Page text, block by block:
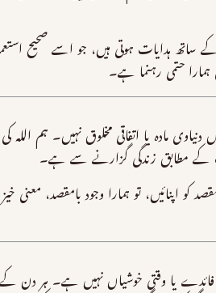
ساتھ ہدایات ہوتی ہیں، جو اسے صحیح
حتمی رہنما ہے۔
دنیاوی مادہ یا اتفاقی مخلوق نہیں۔ ہم
کے مطابق زندگی گزارنے سے ہے۔
کو اپنائیں، تو ہمارا وجود بامقصد،
یا وقتی خوشیاں نہیں ہے۔ ہر دن